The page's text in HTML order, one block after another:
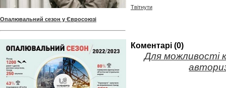
Опалювальний сезон у Євросоюзі
Твітнути
Коментарі (0)
Для можливості